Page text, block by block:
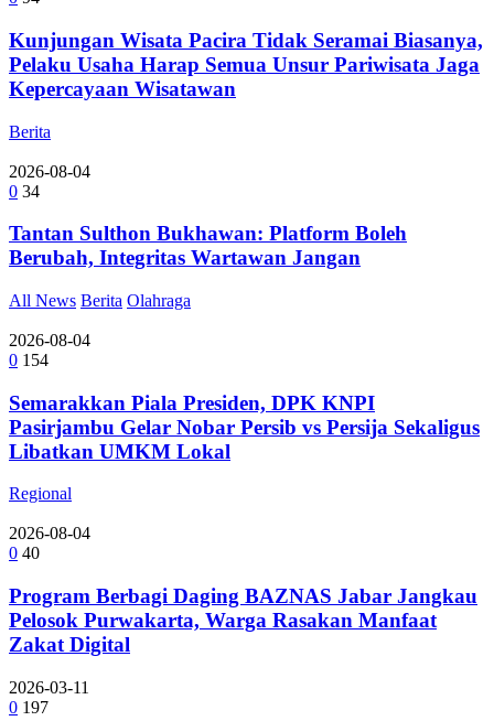
Kunjungan Wisata Pacira Tidak Seramai Biasanya,
Pelaku Usaha Harap Semua Unsur Pariwisata Jaga
Kepercayaan Wisatawan
Berita
2026-08-04
0 34
Tantan Sulthon Bukhawan: Platform Boleh
Berubah, Integritas Wartawan Jangan
All News Berita Olahraga
2026-08-04
0 154
Semarakkan Piala Presiden, DPK KNPI
Pasirjambu Gelar Nobar Persib vs Persija Sekaligus
Libatkan UMKM Lokal
Regional
2026-08-04
0 40
Program Berbagi Daging BAZNAS Jabar Jangkau
Pelosok Purwakarta, Warga Rasakan Manfaat
Zakat Digital
2026-03-11
0 197